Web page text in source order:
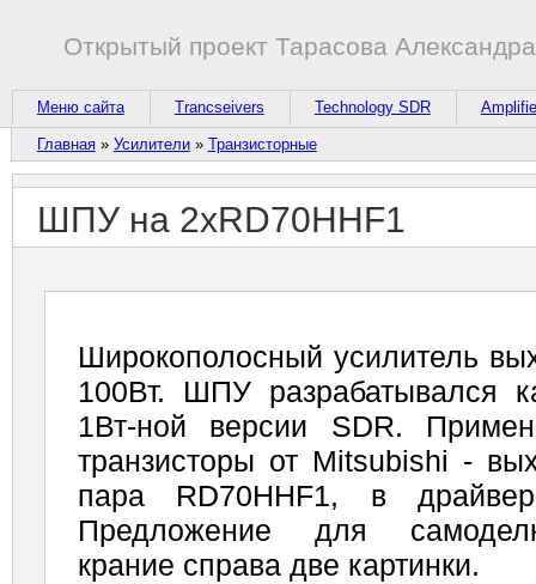
Открытый проект Тарасова
Меню сайта Trancseivers Technology SDR
Главная» Усилители» Транзисторные
ШПУ на 2хRD70HHF1
Широкополосный усилитель
100Вт. ШПУ разрабатывался
1Вт-ной версии SDR.
транзисторы от Mitsubishi -
пара RD70HHF1, в
Предложение для
крание справа две картинки.